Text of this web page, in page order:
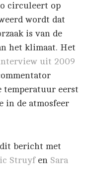
circuleert op
wordt dat
is van de
het klimaat. Het
uit 2009
temperatuur eerst
in de atmosfeer
bericht met
Struyfen Sara